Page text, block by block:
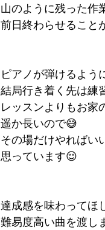
山のように残った作
前日終わらせること
ピアノが弾けるよう
結局行き着く先は練
レッスンよりもお家
遥か長いので😅
その場だけやればい
思っています😌
達成感を味わってほ
難易度高い曲を渡し